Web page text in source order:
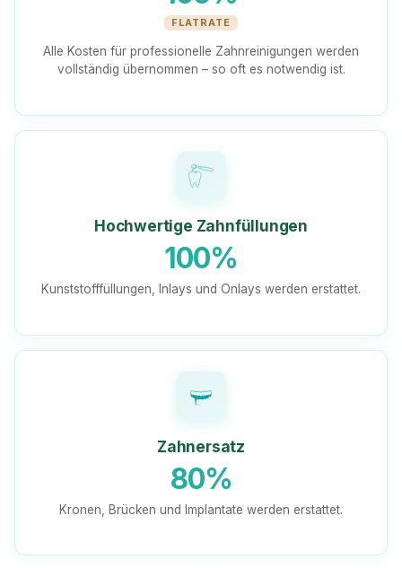
FLATRATE
Alle Kosten für professionelle Zahnreinigungen werden
vollständig übernommen – so oft es notwendig ist.
Hochwertige Zahnfüllungen
100%
Kunststofffüllungen, Inlays und Onlays werden erstattet.
Zahnersatz
80%
Kronen, Brücken und Implantate werden erstattet.